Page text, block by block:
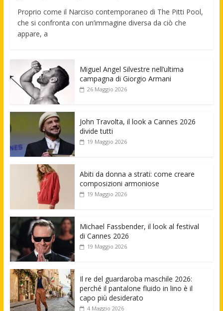
Proprio come il Narciso contemporaneo di The Pitti Pool,
che si confronta con un’immagine diversa da ciò che
appare, a
Miguel Angel Silvestre nell’ultima
campagna di Giorgio Armani
26 Maggio 2026
John Travolta, il look a Cannes 2026
divide tutti
19 Maggio 2026
Abiti da donna a strati: come creare
composizioni armoniose
19 Maggio 2026
Michael Fassbender, il look al festival
di Cannes 2026
19 Maggio 2026
Il re del guardaroba maschile 2026:
perché il pantalone fluido in lino è il
capo più desiderato
4 Maggio 2026